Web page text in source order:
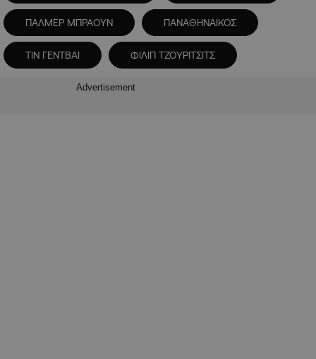
ΠΑΛΜΕΡ ΜΠΡΑΟΥΝ ΠΑΝΑΘΗΝΑΙΚΟΣ
ΤΙΝ ΓΕΝΤΒΑΙ ΦΙΛΙΠ ΤΖΟΥΡΙΤΣΙΤΣ
Advertisement